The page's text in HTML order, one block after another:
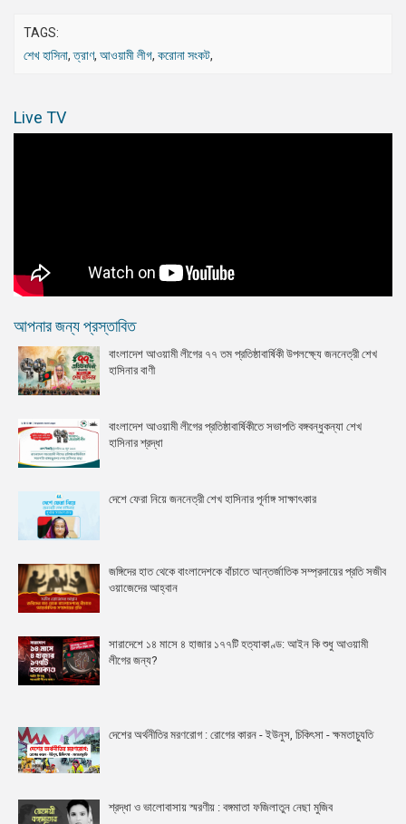
TAGS:
শেখ হাসিনা,ত্রাণ, আওয়ামী লীগ, করোনা সংকট,
Live TV
আপনার জন্য প্রস্তাবিত
বাংলাদেশ আওয়ামী লীগের ৭৭ তম প্রতিষ্ঠাবার্ষিকী উপলক্ষ্যে জননেত্রী শেখ
হাসিনার বাণী
বাংলাদেশ আওয়ামী লীগের প্রতিষ্ঠাবার্ষিকীতে সভাপতি বঙ্গবন্ধুকন্যা শেখ
হাসিনার শ্রদ্ধা
দেশে ফেরা নিয়ে জননেত্রী শেখ হাসিনার পূর্নাঙ্গ সাক্ষাৎকার
জঙ্গিদের হাত থেকে বাংলাদেশকে বাঁচাতে আন্তর্জাতিক সম্প্রদায়ের প্রতি সজীব
ওয়াজেদের আহ্বান
সারাদেশে ১৪ মাসে ৪ হাজার ১৭৭টি হত্যাকাণ্ড: আইন কি শুধু আওয়ামী
লীগের জন্য?
দেশের অর্থনীতির মরণরোগ : রোগের কারন - ইউনুস, চিকিৎসা - ক্ষমতাচ্যুতি
শ্রদ্ধা ও ভালোবাসায় স্মরণীয় : বঙ্গমাতা ফজিলাতুন নেছা মুজিব